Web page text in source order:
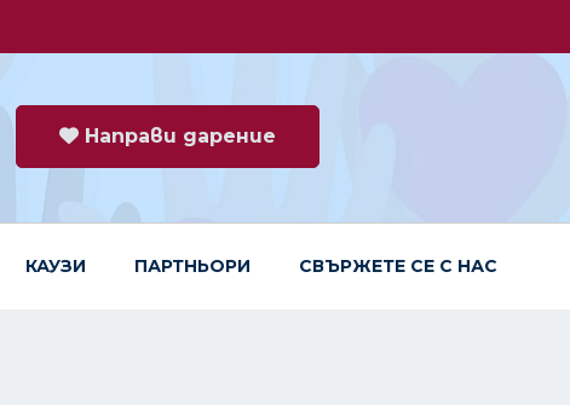
Направи дарение
КАУЗИ ПАРТНЬОРИ СВЪРЖЕТЕ СЕ С НАС